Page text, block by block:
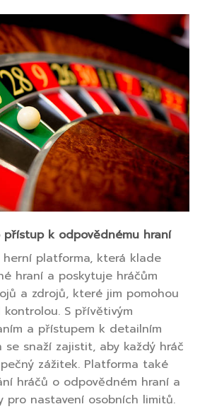
přístup k odpovědnému hraní
herní platforma, která klade
hraní a poskytuje hráčům
a zdrojů, které jim pomohou
S přívětivým
a přístupem k detailním
se snaží zajistit, aby každý hráč
zážitek. Platforma také
hráčů o odpovědném hraní a
pro nastavení osobních limitů.